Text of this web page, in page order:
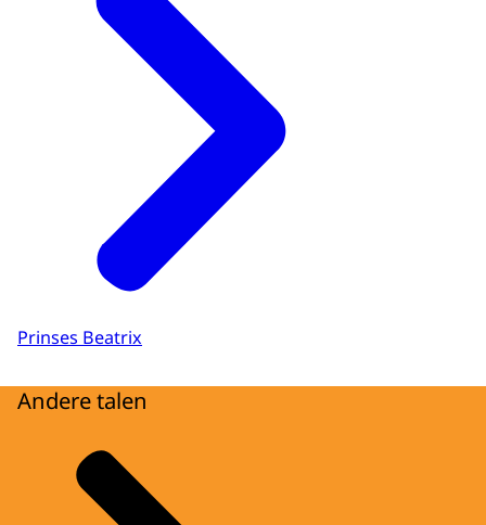
Prinses Beatrix
Andere talen